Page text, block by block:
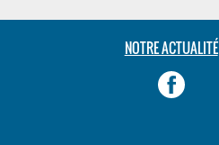
NOTRE ACTUALITÉ